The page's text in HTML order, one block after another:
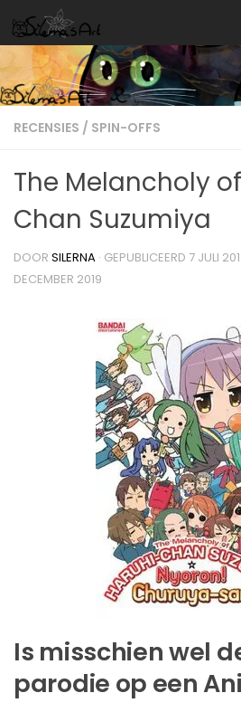
Skip to content
RECENSIES / SPIN-OFFS
The Melancholy
Chan Suzumiya
DOOR SILERNA · GEPUBLICEERD 7 JULI
DECEMBER 2019
Is misschien wel
parodie op een